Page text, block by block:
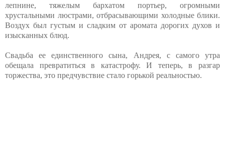
лепнине, тяжелым бархатом портьер, огромными
хрустальными люстрами, отбрасывающими холодные блики.
Воздух был густым и сладким от аромата дорогих духов и
изысканных блюд.
Свадьба ее единственного сына, Андрея, с самого утра
обещала превратиться в катастрофу. И теперь, в разгар
торжества, это предчувствие стало горькой реальностью.